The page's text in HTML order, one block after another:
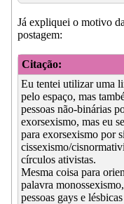
Já expliquei o motivo
postagem:
Citação:
Eu tentei utilizar uma
pelo espaço, mas
pessoas não-binárias
exorsexismo, mas eu
para exorsexismo por
cissexismo/
círculos ativistas.
Mesma coisa para
palavra
pessoas gays e